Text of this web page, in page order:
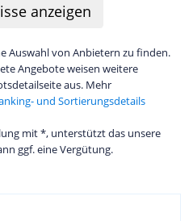
anzeigen
Auswahl von Anbietern zu finden.
Angebote weisen weitere
aus. Mehr
und Sortierungsdetails
mit *, unterstützt das unsere
ggf. eine Vergütung.